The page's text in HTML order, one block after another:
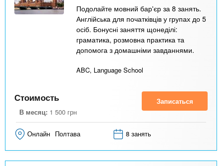
Подолайте мовний бар'єр за 8 занять.
Англійська для початківців у групах до 5
осіб. Бонусні заняття щонеділі:
граматика, розмовна практика та
допомога з домашніми завданнями.
ABC, Language School
Стоимость
В месяц: 1 500 грн
Записаться
Онлайн Полтава 8 занять